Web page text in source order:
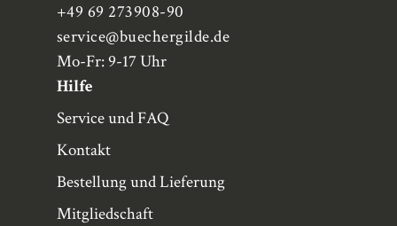
+49 69 273908-90
service@buechergilde.de
Mo-Fr: 9-17 Uhr
Hilfe
Service und FAQ
Kontakt
Bestellung und Lieferung
Mitgliedschaft